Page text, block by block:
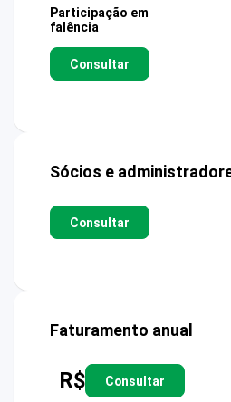
Participação em
falência
Consultar
Sócios e
Consultar
Faturamento anual
R$ Consultar